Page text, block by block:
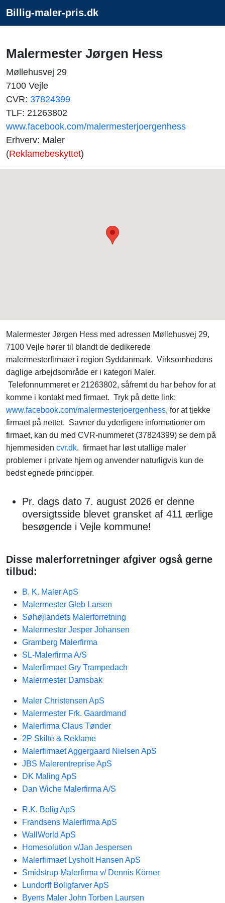
Billig-maler-pris.dk
Malermester Jørgen Hess
Møllehusvej 29
7100 Vejle
CVR: 37824399
TLF: 21263802
www.facebook.com/malermesterjoergenhess
Erhverv: Maler
(Reklamebeskyttet)
Malermester Jørgen Hess med adressen Møllehusvej 29,
7100 Vejle hører til blandt de dedikerede
malermesterfirmaer i region Syddanmark. Virksomhedens
daglige arbejdsområde er i kategori Maler.
Telefonnummeret er 21263802, såfremt du har behov for at
komme i kontakt med firmaet. Tryk på dette link:
www.facebook.com/malermesterjoergenhess, for at tjekke
firmaet på nettet. Savner du yderligere informationer om
firmaet, kan du med CVR-nummeret (37824399) se dem på
hjemmesiden cvr.dk. firmaet har løst utallige maler
problemer i private hjem og anvender naturligvis kun de
bedst egnede principper.
Pr. dags dato 7. august 2026 er denne
oversigtsside blevet gransket af 411 ærlige
besøgende i Vejle kommune!
Disse malerforretninger afgiver også gerne
tilbud:
B. K. Maler ApS
Malermester Gleb Larsen
Søhøjlandets Malerforretning
Malermester Jesper Johansen
Gramberg Malerfirma
SL-Malerfirma A/S
Malerfirmaet Gry Trampedach
Malermester Damsbak
Maler Christensen ApS
Malermester Frk. Gaardmand
Malerfirma Claus Tønder
2P Skilte & Reklame
Malerfirmaet Aggergaard Nielsen ApS
JBS Malerentreprise ApS
DK Maling ApS
Dan Wiche Malerfirma A/S
R.K. Bolig ApS
Frandsens Malerfirma ApS
WallWorld ApS
Homesolution v/Jan Jespersen
Malerfirmaet Lysholt Hansen ApS
Smidstrup Malerfirma v/ Dennis Körner
Lundorff Boligfarver ApS
Byens Maler John Torben Laursen